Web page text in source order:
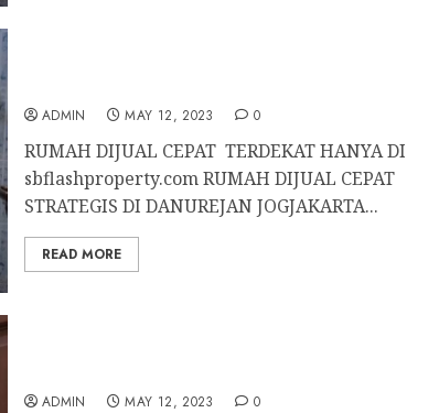
ADMIN MAY 12, 2023 0
RUMAH DIJUAL CEPAT TERDEKAT HANYA DI
sbflashproperty.com RUMAH DIJUAL CEPAT
STRATEGIS DI DANUREJAN JOGJAKARTA...
READ MORE
ADMIN MAY 12, 2023 0